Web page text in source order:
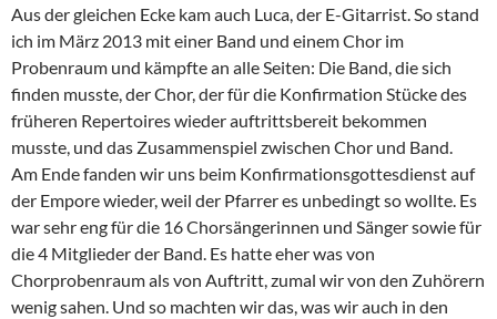
Aus der gleichen Ecke kam auch Luca, der E-Gitarrist. So stand
ich im März 2013 mit einer Band und einem Chor im
Probenraum und kämpfte an alle Seiten: Die Band, die sich
finden musste, der Chor, der für die Konfirmation Stücke des
früheren Repertoires wieder auftrittsbereit bekommen
musste, und das Zusammenspiel zwischen Chor und Band.
Am Ende fanden wir uns beim Konfirmationsgottesdienst auf
der Empore wieder, weil der Pfarrer es unbedingt so wollte. Es
war sehr eng für die 16 Chorsängerinnen und Sänger sowie für
die 4 Mitglieder der Band. Es hatte eher was von
Chorprobenraum als von Auftritt, zumal wir von den Zuhörern
wenig sahen. Und so machten wir das, was wir auch in den